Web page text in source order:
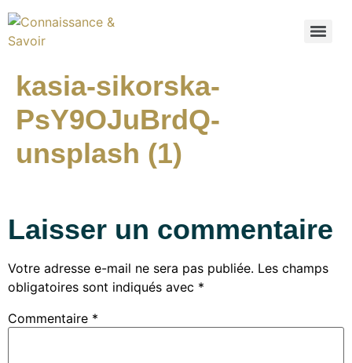
kasia-sikorska-
PsY9OJuBrdQ-
unsplash (1)
Laisser un commentaire
Votre adresse e-mail ne sera pas publiée. Les champs
obligatoires sont indiqués avec *
Commentaire *